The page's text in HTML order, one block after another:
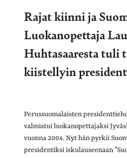
Rajat kiinni ja
Luokanopettaja
Huhtasaaresta tuli
kiistellyin
Perussuomalaisten
valmistui luokanopettajaksi
vuonna 2004. Nyt hän pyrkii
presidentiksi iskulauseenaan